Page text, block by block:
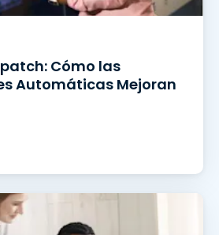
Cómo las
Automáticas Mejoran